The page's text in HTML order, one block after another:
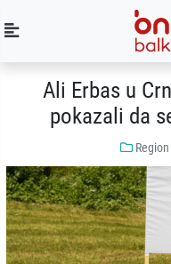
Ali Erbas u
pokazali da
Region